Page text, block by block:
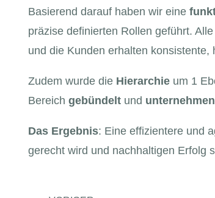
Basierend darauf haben wir eine
präzise definierten Rollen geführt.
und die Kunden erhalten konsistente,
Zudem wurde die Hierarchie um 1
Bereichgebündelt und
Das Ergebnis: Eine effizientere und
gerecht wird und nachhaltigen Erfolg